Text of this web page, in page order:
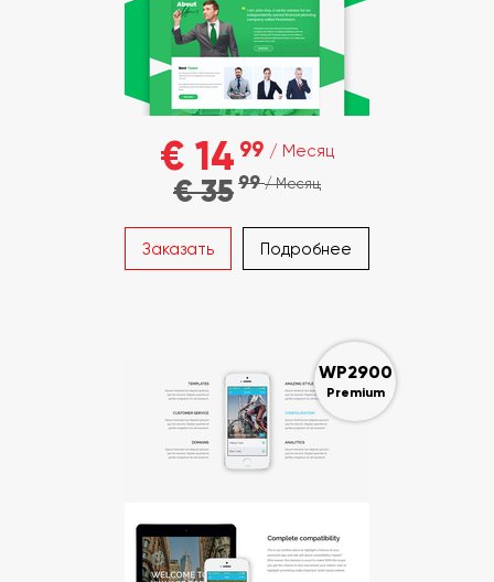
€ 14 99 / Месяц
€ 3599/ Месяц
Заказать Подробнее
WP2900
Premium